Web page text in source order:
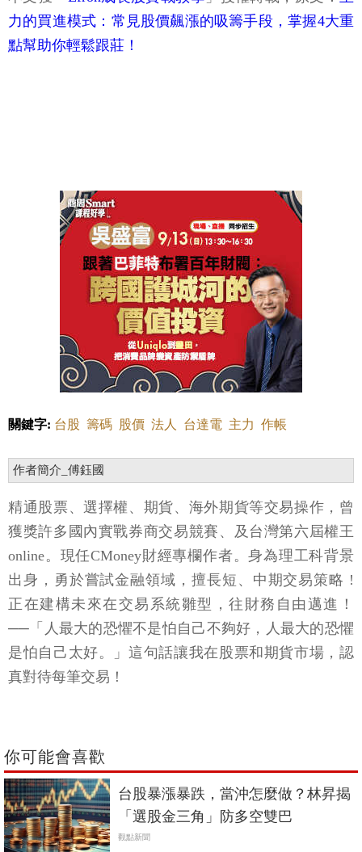
力的買進模式：常見股價飆漲的吸籌手段，掌握4大重
點幫助你輕鬆跟莊！
關鍵字: 台股 籌碼 股價 法人 台達電 主力 作帳
作者簡介_傅鈺國
精通股票、選擇權、期貨、海外期貨等交易操作，曾
獲獎許多國內實戰券商交易競賽、及台灣第六屆權王
online。現任CMoney財經專欄作者。身為理工科背景
出身，勇於嘗試金融領域，擅長短、中期交易策略 !
正在建構未來在交易系統雛型，往財務自由邁進！
──「人最大的恐懼不是怕自己不夠好，人最大的恐懼
是怕自己太好。」這句話讓我在股票和期貨市場，認
真對待每筆交易！
你可能會喜歡
台股暴漲暴跌，當沖怎麼做？林昇揭
「選股金三角」防多空雙巴
觀點新聞